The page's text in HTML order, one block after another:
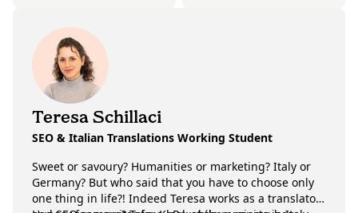
Teresa Schillaci
SEO & Italian Translations Working Student
Sweet or savoury? Humanities or marketing? Italy or
Germany? But who said that you have to choose only
one thing in life?! Indeed Teresa works as a translator